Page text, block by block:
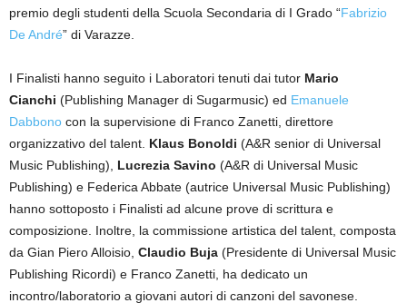
premio degli studenti della Scuola Secondaria di I Grado “Fabrizio
De André” di Varazze.
I Finalisti hanno seguito i Laboratori tenuti dai tutor Mario
Cianchi (Publishing Manager di Sugarmusic) ed Emanuele
Dabbono con la supervisione di Franco Zanetti, direttore
organizzativo del talent. Klaus Bonoldi (A&R senior di Universal
Music Publishing), Lucrezia Savino (A&R di Universal Music
Publishing) e Federica Abbate (autrice Universal Music Publishing)
hanno sottoposto i Finalisti ad alcune prove di scrittura e
composizione. Inoltre, la commissione artistica del talent, composta
da Gian Piero Alloisio, Claudio Buja (Presidente di Universal Music
Publishing Ricordi) e Franco Zanetti, ha dedicato un
incontro/laboratorio a giovani autori di canzoni del savonese.